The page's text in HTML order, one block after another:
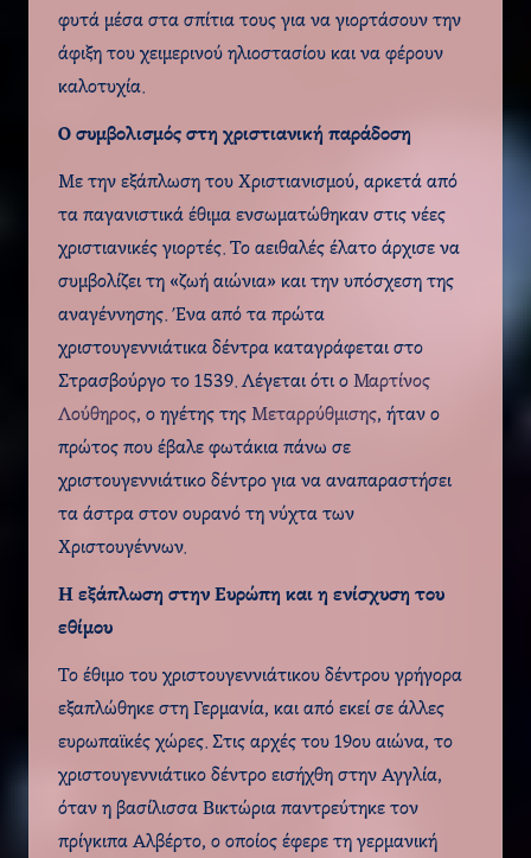
φυτά μέσα στα σπίτια τους για να γιορτάσουν την
άφιξη του χειμερινού ηλιοστασίου και να φέρουν
καλοτυχία.
Ο συμβολισμός στη χριστιανική παράδοση
Με την εξάπλωση του Χριστιανισμού, αρκετά από
τα παγανιστικά έθιμα ενσωματώθηκαν στις νέες
χριστιανικές γιορτές. Το αειθαλές έλατο άρχισε να
συμβολίζει τη «ζωή αιώνια» και την υπόσχεση της
αναγέννησης. Ένα από τα πρώτα
χριστουγεννιάτικα δέντρα καταγράφεται στο
Στρασβούργο το 1539. Λέγεται ότι ο Μαρτίνος
Λούθηρος, ο ηγέτης της Μεταρρύθμισης, ήταν ο
πρώτος που έβαλε φωτάκια πάνω σε
χριστουγεννιάτικο δέντρο για να αναπαραστήσει
τα άστρα στον ουρανό τη νύχτα των
Χριστουγέννων.
Η εξάπλωση στην Ευρώπη και η ενίσχυση του
εθίμου
Το έθιμο του χριστουγεννιάτικου δέντρου γρήγορα
εξαπλώθηκε στη Γερμανία, και από εκεί σε άλλες
ευρωπαϊκές χώρες. Στις αρχές του 19ου αιώνα, το
χριστουγεννιάτικο δέντρο εισήχθη στην Αγγλία,
όταν η βασίλισσα Βικτώρια παντρεύτηκε τον
πρίγκιπα Αλβέρτο, ο οποίος έφερε τη γερμανική